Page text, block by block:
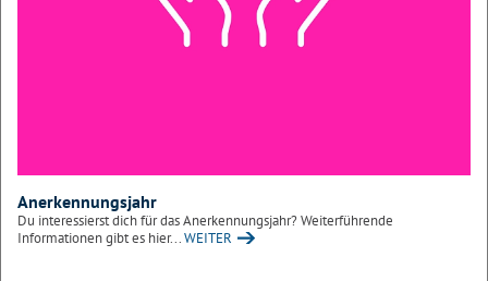
Anerkennungsjahr
Du interessierst dich für das Anerkennungsjahr? Weiterführende
Informationen gibt es hier...WEITER